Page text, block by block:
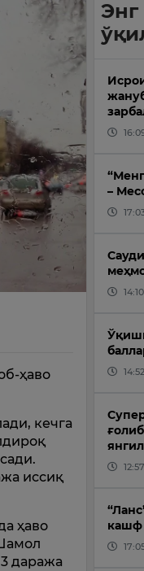
ҳаво
кечга
иссиқ
ҳаво
даража
Энг
–
кашф